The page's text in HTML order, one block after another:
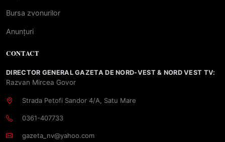
Bursa zvonurilor
Anunțuri
CONTACT
DIRECTOR GENERAL GAZETA DE NORD-VEST & NORD VEST TV:
Razvan Mircea Govor
Strada Petofi Sandor 4/A, Satu Mare
0361-407733
gazeta_nv@yahoo.com